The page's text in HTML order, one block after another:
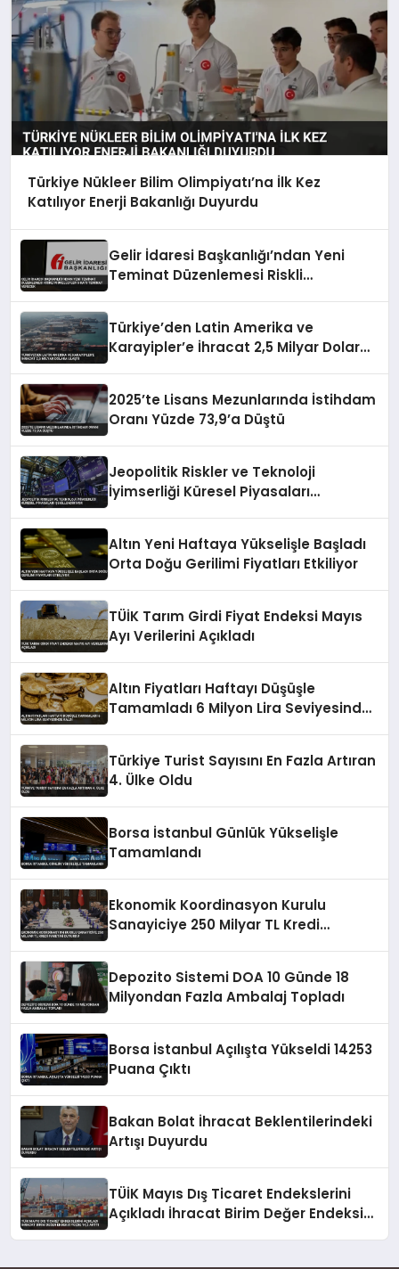
Türkiye Nükleer Bilim Olimpiyatı’na İlk Kez
Katılıyor Enerji Bakanlığı Duyurdu
Gelir İdaresi Başkanlığı’ndan Yeni
Teminat Düzenlemesi Riskli
Türkiye’den Latin Amerika ve
Karayipler’e İhracat 2,5 Milyar Dolara
2025’te Lisans Mezunlarında İstihdam
Oranı Yüzde 73,9’a Düştü
Jeopolitik Riskler ve Teknoloji
İyimserliği Küresel Piyasaları
Altın Yeni Haftaya Yükselişle Başladı
Orta Doğu Gerilimi Fiyatları Etkiliyor
TÜİK Tarım Girdi Fiyat Endeksi Mayıs
Ayı Verilerini Açıkladı
Altın Fiyatları Haftayı Düşüşle
Tamamladı 6 Milyon Lira Seviyesinde
Türkiye Turist Sayısını En Fazla Artıran
4. Ülke Oldu
Borsa İstanbul Günlük Yükselişle
Tamamlandı
Ekonomik Koordinasyon Kurulu
Sanayiciye 250 Milyar TL Kredi
Depozito Sistemi DOA 10 Günde 18
Milyondan Fazla Ambalaj Topladı
Borsa İstanbul Açılışta Yükseldi 14253
Puana Çıktı
Bakan Bolat İhracat Beklentilerindeki
Artışı Duyurdu
TÜİK Mayıs Dış Ticaret Endekslerini
Açıkladı İhracat Birim Değer Endeksi